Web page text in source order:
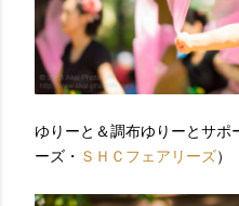
ゆりーと＆調布ゆりーとサ
ーズ・ ＳＨＣフェアリーズ）